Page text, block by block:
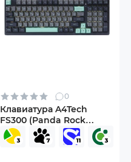
0
Клавиатура A4Tech
FS300 (Panda Rock
Climbing)